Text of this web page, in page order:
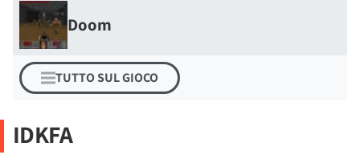
Doom
TUTTO SUL GIOCO
IDKFA